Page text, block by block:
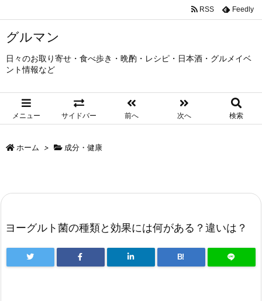
グルマン
日々のお取り寄せ・食べ歩き・晩酌・レシピ・日本酒・グルメイベ
ント情報など
メニュー サイドバー 前へ 次へ 検索
RSS Feedly
ホーム > 成分・健康
ヨーグルト菌の種類と効果には何がある？違いは？
B!